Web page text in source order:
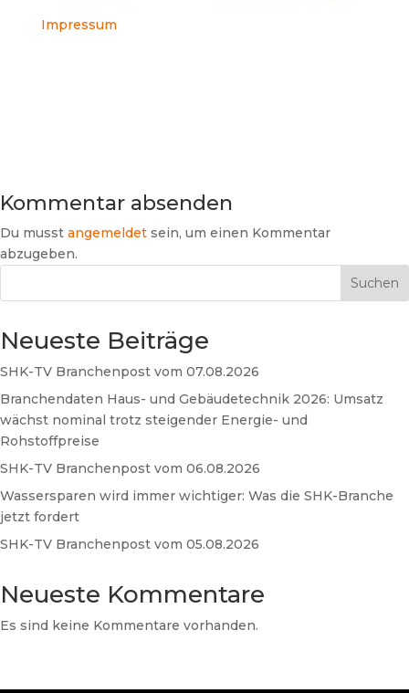
Impressum
Kommentar absenden
Du musst angemeldet sein, um einen Kommentar
abzugeben.
Suchen
Neueste Beiträge
SHK-TV Branchenpost vom 07.08.2026
Branchendaten Haus- und Gebäudetechnik 2026: Umsatz
wächst nominal trotz steigender Energie- und
Rohstoffpreise
SHK-TV Branchenpost vom 06.08.2026
Wassersparen wird immer wichtiger: Was die SHK-Branche
jetzt fordert
SHK-TV Branchenpost vom 05.08.2026
Neueste Kommentare
Es sind keine Kommentare vorhanden.